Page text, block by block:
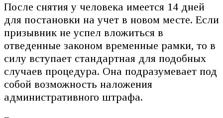
После снятия у человека имеется 14 дней
для постановки на учет в новом месте. Если
призывник не успел вложиться в
отведенные законом временные рамки, то в
силу вступает стандартная для подобных
случаев процедура. Она подразумевает под
собой возможность наложения
административного штрафа.